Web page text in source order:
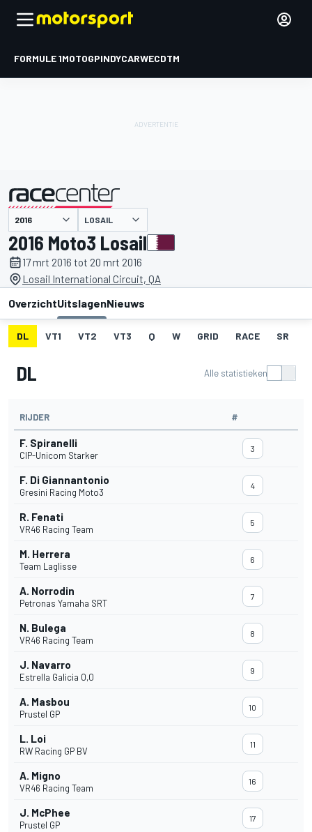
FORMULE 1MOTOGPINDYCARWECDTM
gepresenteerd door LOSAIL
2016 Moto3 Losail
17 mrt 2016 tot 20 mrt 2016
Losail International Circuit, QA
OverzichtUitslagenNieuws
DL VT1 VT2 VT3 Q W GRID RACE SR
DL Alle statistieken
RIJDER #
F. Spiranelli
CIP-Unicom Starker
3
F. Di Giannantonio
Gresini Racing Moto3
4
R. Fenati
VR46 Racing Team
5
M. Herrera
Team Laglisse
6
A. Norrodin
Petronas Yamaha SRT
7
N. Bulega
VR46 Racing Team
8
J. Navarro
Estrella Galicia 0,0
9
A. Masbou
Prustel GP
10
L. Loi
RW Racing GP BV
11
A. Migno
VR46 Racing Team
16
J. McPhee
Prustel GP
17